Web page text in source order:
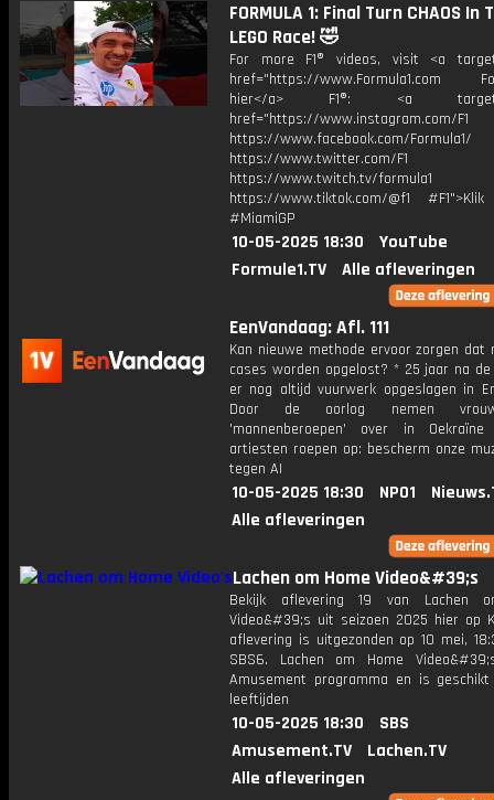
FORMULA 1: Final Turn CHAOS In
LEGO Race! 🤣
For more F1® videos, visit <a
href="https://www.Formula1.com
hier</a> F1®: <a
href="https://www.instagram.com/F1
https://www.facebook.com/Formula1/
https://www.twitter.com/F1
https://www.twitch.tv/formula1
https://www.tiktok.com/@f1
#MiamiGP
10-05-2025 18:30
YouTube
Formule1.TV
Alle afleveringen
EenVandaag: Afl. 111
Kan nieuwe methode ervoor zorgen dat
cases worden opgelost? * 25 jaar na
er nog altijd vuurwerk opgeslagen in
Door de oorlog nemen
'mannenberoepen' over in
artiesten roepen op: bescherm onze
tegen AI
10-05-2025 18:30 NPO1
Alle afleveringen
Lachen om Home Video&#39;s
Bekijk aflevering 19 van Lachen
Video&#39;s uit seizoen 2025 hier op
aflevering is uitgezonden op 10 mei,
SBS6. Lachen om Home
Amusement programma en is
leeftijden
10-05-2025 18:30
SBS
Amusement.TV
Lachen.TV
Alle afleveringen